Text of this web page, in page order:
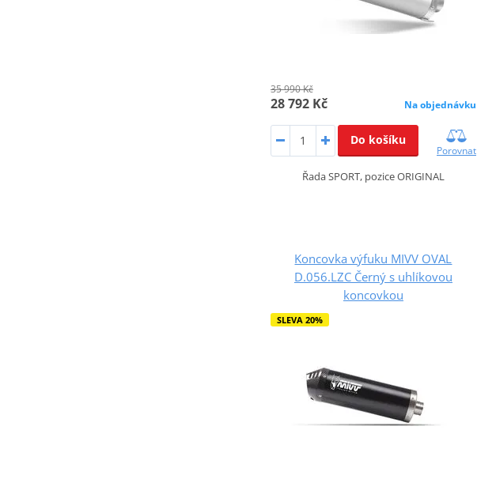
35 990 Kč
28 792 Kč Na objednávku
Do košíku
Porovnat
Řada SPORT, pozice ORIGINAL
Koncovka výfuku MIVV OVAL
D.056.LZC Černý s uhlíkovou
koncovkou
SLEVA 20%